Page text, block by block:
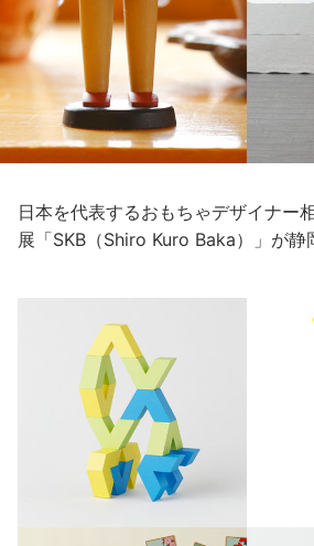
日本を代表するおもちゃデザイナー
展「SKB（Shiro Kuro Baka）」が静